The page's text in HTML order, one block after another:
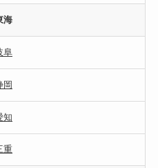
海
阜
岡
知
重